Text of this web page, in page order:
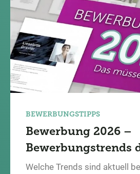
BEWERBUNGSTIPPS
Bewerbung 2026 –
Bewerbungstrends
Welche Trends sind aktuell